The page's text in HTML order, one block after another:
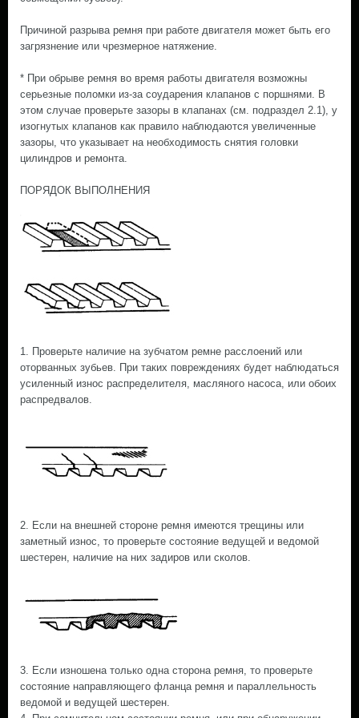
Причиной разрыва ремня при работе двигателя может быть его
загрязнение или чрезмерное натяжение.
* При обрыве ремня во время работы двигателя возможны
серьезные поломки из-за соударения клапанов с поршнями. В
этом случае проверьте зазоры в клапанах (см. подраздел 2.1), у
изогнутых клапанов как правило наблюдаются увеличенные
зазоры, что указывает на необходимость снятия головки
цилиндров и ремонта.
ПОРЯДОК ВЫПОЛНЕНИЯ
1. Проверьте наличие на зубчатом ремне расслоений или
оторванных зубьев. При таких повреждениях будет наблюдаться
усиленный износ распределителя, масляного насоса, или обоих
распредвалов.
2. Если на внешней стороне ремня имеются трещины или
заметный износ, то проверьте состояние ведущей и ведомой
шестерен, наличие на них задиров или сколов.
3. Если изношена только одна сторона ремня, то проверьте
состояние направляющего фланца ремня и параллельность
ведомой и ведущей шестерен.